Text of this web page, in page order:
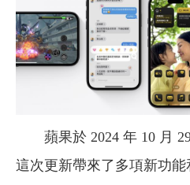
蘋果於 2024 年 10 月 29
這次更新帶來了多項新功